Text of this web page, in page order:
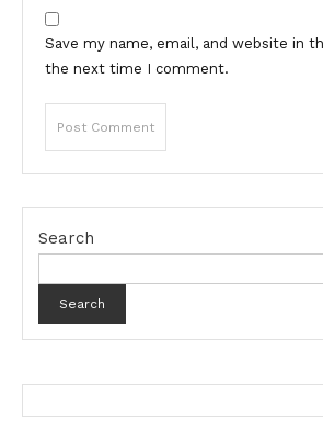
Save my name, email, and website in
the next time I comment.
Search
Search